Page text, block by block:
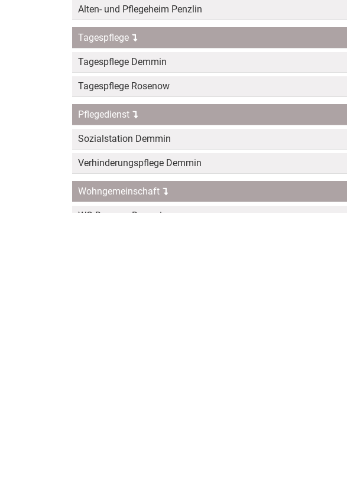
Alten- und Pflegeheim Penzlin
Tagespflege
Tagespflege Demmin
Tagespflege Rosenow
Pflegedienst
Sozialstation Demmin
Verhinderungspflege Demmin
Wohngemeinschaft
WG Demenz Demmin